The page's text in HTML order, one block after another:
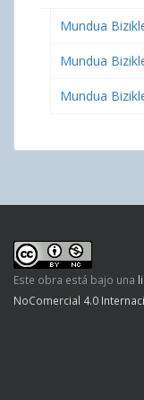
Mundua
Mundua
Mundua
Este obra está bajo una
NoComercial 4.0